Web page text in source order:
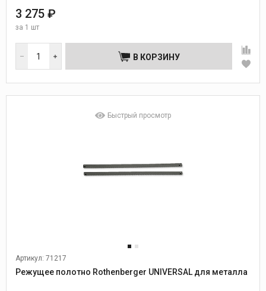
3 275 ₽
за 1 шт
В КОРЗИНУ
Быстрый просмотр
Артикул: 71217
Режущее полотно Rothenberger UNIVERSAL для металла